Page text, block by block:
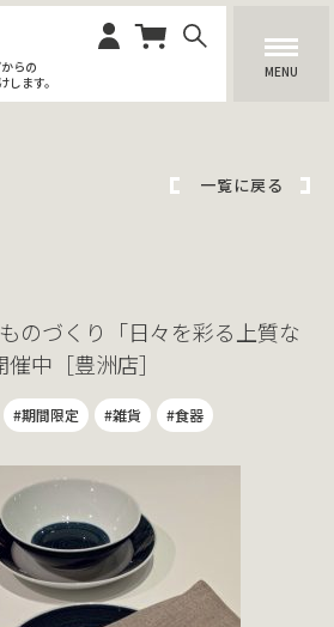
らの
します。
MENU
一覧に戻る
のづくり「日々を彩る上質な
中［豊洲店］
#期間限定 #雑貨 #食器